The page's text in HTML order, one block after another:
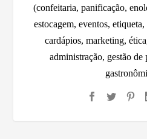
(confeitaria, panificação,
estocagem, eventos,
cardápios, marketing,
administração, gestão de